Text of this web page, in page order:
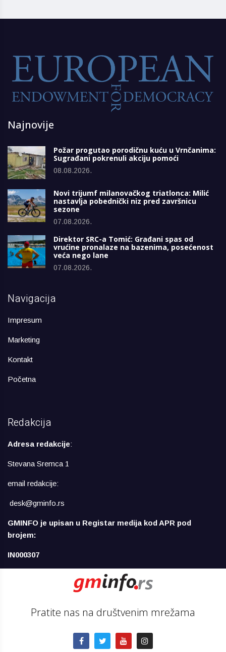
Najnovije
Požar progutao porodičnu kuću u Vrnčanima:
Sugrađani pokrenuli akciju pomoći
08.08.2026.
Novi trijumf milanovačkog triatlonca: Milić
nastavlja pobednički niz pred završnicu
sezone
07.08.2026.
Direktor SRC-a Tomić: Građani spas od
vrućine pronalaze na bazenima, posećenost
veća nego lane
07.08.2026.
Navigacija
Impresum
Marketing
Kontakt
Početna
Redakcija
Adresa redakcije:
Stevana Sremca 1
email redakcije:
desk@gminfo.rs
GMINFO je upisan u Registar medija kod APR pod
brojem:
IN000307
Pratite nas na društvenim mrežama